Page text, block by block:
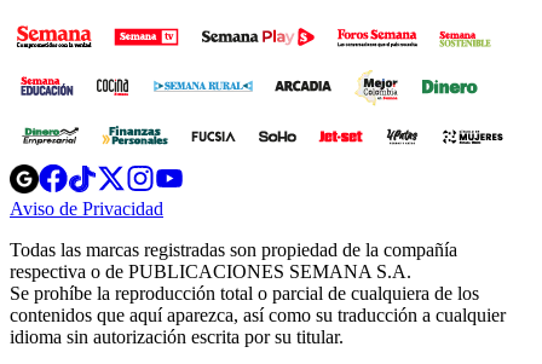
Opens
in
new
Opens
in
new
Opens
in
new
window
Opens
new
windowwindow
Aviso de Privacidad
new
window
Todas las marcas registradas son propiedad de la compañía
respectiva o de PUBLICACIONES SEMANA S.A.
Se prohíbe la reproducción total o parcial de cualquiera de los
contenidos que aquí aparezca, así como su traducción a cualquier
idioma sin autorización escrita por su titular.